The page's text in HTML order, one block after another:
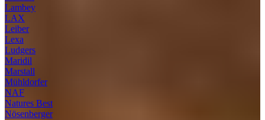
Lambey
LAX
Leiber
Lexa
Ludgers
Maridil
Marstall
Mühldorfer
NAF
Natures Best
Nösenberger